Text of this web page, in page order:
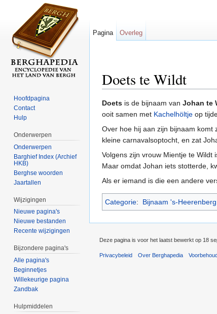
Doets te Wildt
Doets is de bijnaam van Johan te
ooit samen met Kachelhöltje op
Over hoe hij aan zijn bijnaam komt
kleine carnavalsoptocht, en zat
Volgens zijn vrouw Mientje te
Maar omdat Johan iets stotterde,
Als er iemand is die een andere
Categorie: Bijnaam 's-Heerenberg
Pagina Overleg
Hoofdpagina
Contact
Hulp
Onderwerpen
Onderwerpen
Barghief Index (Archief
HKB)
Berghse woorden
Jaartallen
Wijzigingen
Nieuwe pagina's
Nieuwe bestanden
Recente wijzigingen
Bijzondere pagina's
Alle pagina's
Beginnetjes
Willekeurige pagina
Zandbak
Hulpmiddelen
Deze pagina is voor het laatst bewerkt op 18
Privacybeleid Over Berghapedia